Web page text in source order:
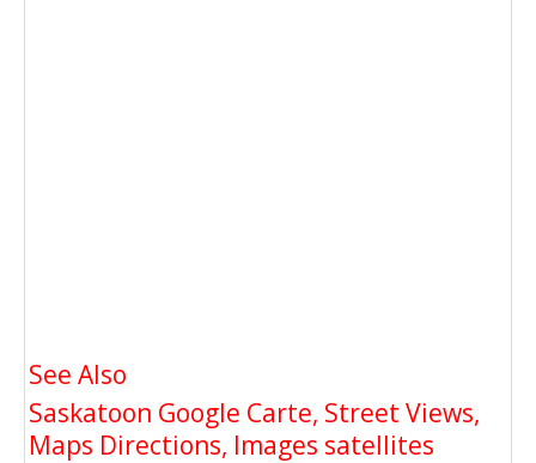
See Also
Saskatoon Google Carte, Street Views,
Maps Directions, Images satellites